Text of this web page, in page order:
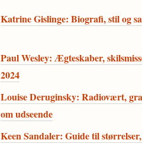
Katrine Gislinge: Biografi, stil og
Paul Wesley: Ægteskaber,
2024
Louise Deruginsky: Radiovært,
om udseende
Keen Sandaler: Guide til